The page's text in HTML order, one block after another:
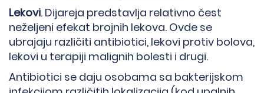
Lekovi. Dijareja predstavlja relativno čest
neželjeni efekat brojnih lekova. Ovde se
ubrajaju različiti antibiotici, lekovi protiv bolova,
lekovi u terapiji malignih bolesti i drugi.
Antibiotici se daju osobama sa bakterijskom